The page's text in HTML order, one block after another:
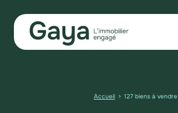
Accueil 127 biens à vendre